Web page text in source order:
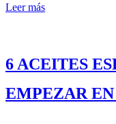
Leer más
6 ACEITES
EMPEZAR